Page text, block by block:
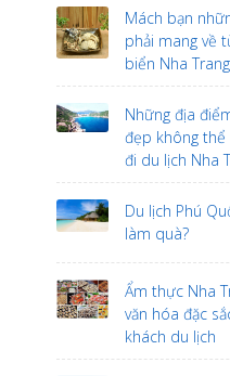
Mách bạn
phải mang về
biển Nha Trang
Những địa
đẹp không
đi du lịch Nha
Du lịch Phú
làm quà?
Ẩm thực Nha
văn hóa đặc
khách du lịch